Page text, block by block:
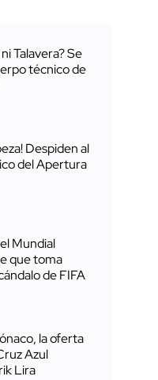
Talavera? Se
técnico de
Despiden al
del Apertura
Mundial
que toma
de FIFA
la oferta
Azul
Lira